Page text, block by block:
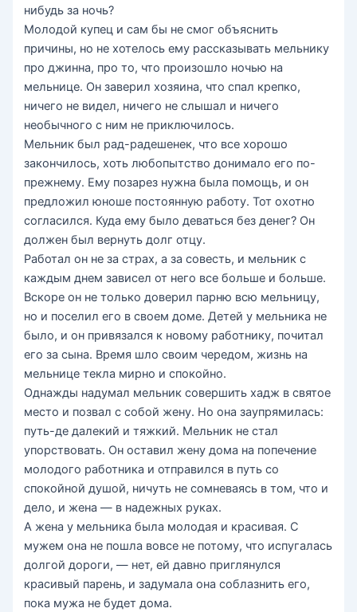
нибудь за ночь?
Молодой купец и сам бы не смог объяснить
причины, но не хотелось ему рассказывать мельнику
про джинна, про то, что произошло ночью на
мельнице. Он заверил хозяина, что спал крепко,
ничего не видел, ничего не слышал и ничего
необычного с ним не приключилось.
Мельник был рад-радешенек, что все хорошо
закончилось, хоть любопытство донимало его по-
прежнему. Ему позарез нужна была помощь, и он
предложил юноше постоянную работу. Тот охотно
согласился. Куда ему было деваться без денег? Он
должен был вернуть долг отцу.
Работал он не за страх, а за совесть, и мельник с
каждым днем зависел от него все больше и больше.
Вскоре он не только доверил парню всю мельницу,
но и поселил его в своем доме. Детей у мельника не
было, и он привязался к новому работнику, почитал
его за сына. Время шло своим чередом, жизнь на
мельнице текла мирно и спокойно.
Однажды надумал мельник совершить хадж в святое
место и позвал с собой жену. Но она заупрямилась:
путь-де далекий и тяжкий. Мельник не стал
упорствовать. Он оставил жену дома на попечение
молодого работника и отправился в путь со
спокойной душой, ничуть не сомневаясь в том, что и
дело, и жена — в надежных руках.
А жена у мельника была молодая и красивая. С
мужем она не пошла вовсе не потому, что испугалась
долгой дороги, — нет, ей давно приглянулся
красивый парень, и задумала она соблазнить его,
пока мужа не будет дома.